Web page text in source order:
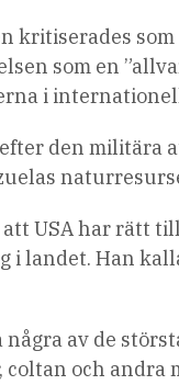
kritiserades
som en
i
den militära
USA har rätt
i landet. Han
några av de
coltan och andra